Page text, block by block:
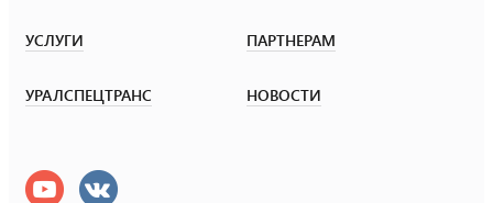
УСЛУГИ ПАРТНЕРАМ
УРАЛСПЕЦТРАНС НОВОСТИ